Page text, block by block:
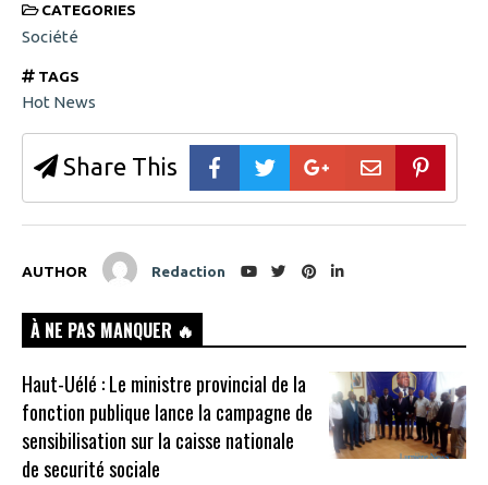
CATEGORIES
Société
TAGS
Hot News
Share This
AUTHOR Redaction
À NE PAS MANQUER 🔥
Haut-Uélé : Le ministre provincial de la
fonction publique lance la campagne de
sensibilisation sur la caisse nationale
de securité sociale